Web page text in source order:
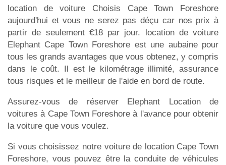
location de voiture Choisis Cape Town Foreshore
aujourd'hui et vous ne serez pas déçu car nos prix à
partir de seulement €18 par jour. location de voiture
Elephant Cape Town Foreshore est une aubaine pour
tous les grands avantages que vous obtenez, y compris
dans le coût. Il est le kilométrage illimité, assurance
tous risques et le meilleur de l'aide en bord de route.
Assurez-vous de réserver Elephant Location de
voitures à Cape Town Foreshore à l'avance pour obtenir
la voiture que vous voulez.
Si vous choisissez notre voiture de location Cape Town
Foreshore, vous pouvez être la conduite de véhicules